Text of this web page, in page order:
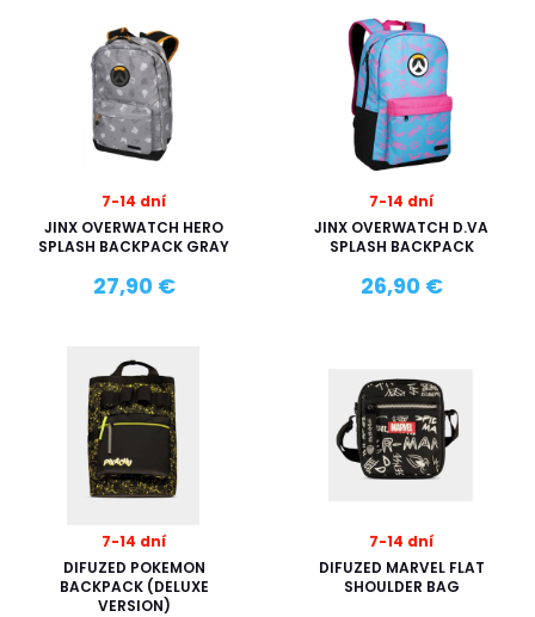
7-14 dní
JINX OVERWATCH HERO
SPLASH BACKPACK GRAY
27,90 €
7-14 dní
JINX OVERWATCH D.VA
SPLASH BACKPACK
26,90 €
7-14 dní
DIFUZED POKEMON
BACKPACK (DELUXE
VERSION)
7-14 dní
DIFUZED MARVEL FLAT
SHOULDER BAG